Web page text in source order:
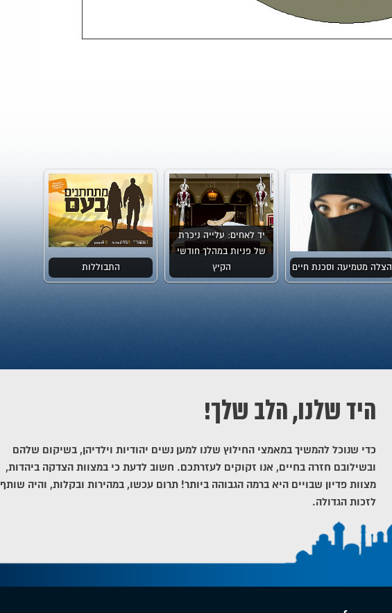
התבוללות
יד לאחים: עלייה ניכרת
של פניות במהלך חודשי
הקיץ
הצלה מטמיעה וסכנת חיים
היד שלנו, הלב שלך!
כדי שנוכל להמשיך במאמצי החילוץ שלנו למען נשים יהודיות וילדיהן, בשיקום שלהם
ובשילובם חזרה בחיים, אנו זקוקים לעזרתכם. חשוב לדעת כי במצוות הצדקה ביהדות,
מצוות פדיון שבויים היא ברמה הגבוהה ביותר! תרום עכשו, במהירות ובקלות, והיה שותף
לזכות הגדולה.